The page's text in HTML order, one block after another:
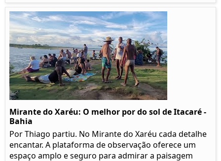
Mirante do Xaréu: O melhor por do sol de Itacaré -
Bahia
Por Thiago partiu. No Mirante do Xaréu cada detalhe
encantar. A plataforma de observação oferece um
espaço amplo e seguro para admirar a paisagem